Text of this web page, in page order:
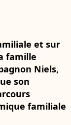
et sur
famille
Niels,
son
familiale